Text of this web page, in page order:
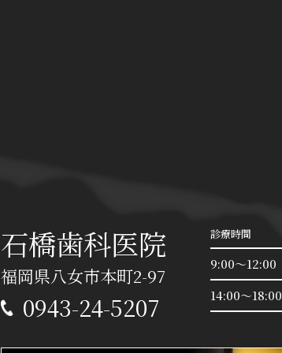
石橋歯科医院
福岡県八女市本町2-97
0943-24-5207
診療時間
9:00～12:00
14:00～18:00